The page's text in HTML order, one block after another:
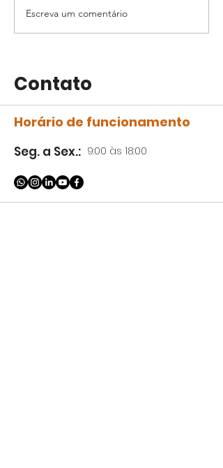
EP 44 | Com Ricardo
Giombelli | Conecta
Escreva um comentário
Contato
Horário de funcionamento
Seg. a Sex.: 9:00 às 18:00